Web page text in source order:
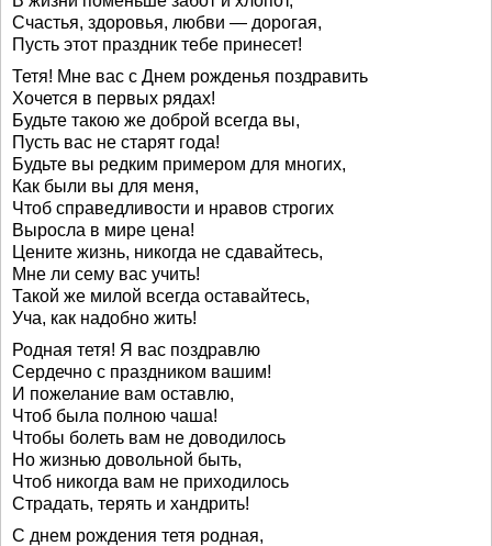
Счастья, здоровья, любви — дорогая,
Пусть этот праздник тебе принесет!
Тетя! Мне вас с Днем рожденья поздравить
Хочется в первых рядах!
Будьте такою же доброй всегда вы,
Пусть вас не старят года!
Будьте вы редким примером для многих,
Как были вы для меня,
Чтоб справедливости и нравов строгих
Выросла в мире цена!
Цените жизнь, никогда не сдавайтесь,
Мне ли сему вас учить!
Такой же милой всегда оставайтесь,
Уча, как надобно жить!
Родная тетя! Я вас поздравлю
Сердечно с праздником вашим!
И пожелание вам оставлю,
Чтоб была полною чаша!
Чтобы болеть вам не доводилось
Но жизнью довольной быть,
Чтоб никогда вам не приходилось
Страдать, терять и хандрить!
С днем рождения тетя родная,